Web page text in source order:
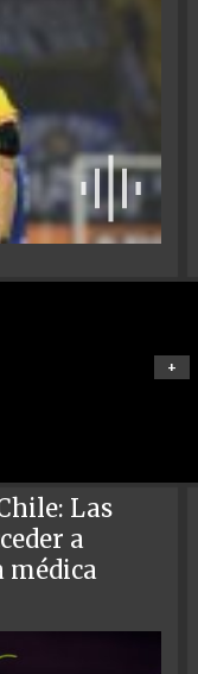
+
Las
a
médica